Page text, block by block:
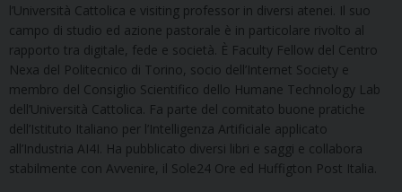
l’Università Cattolica e visiting professor in diversi atenei. Il suo
campo di studio ed azione pastorale è in particolare rivolto al
rapporto tra digitale, fede e società. È Faculty Fellow del Centro
Nexa del Politecnico di Torino, socio dell’Internet Society e
membro del Consiglio Scientifico dello Humane Technology Lab
dell’Università Cattolica. Fa parte del comitato buone pratiche
dell’Istituto Italiano per l’Intelligenza Artificiale applicato
all’Industria AI4I. Ha pubblicato diversi libri e saggi e collabora
stabilmente con Avvenire, il Sole24 Ore ed Huffigton Post Italia.